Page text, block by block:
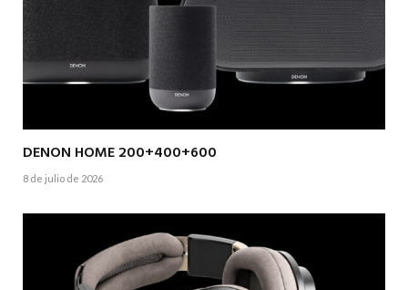
DENON HOME 200+400+600
8 de julio de 2026